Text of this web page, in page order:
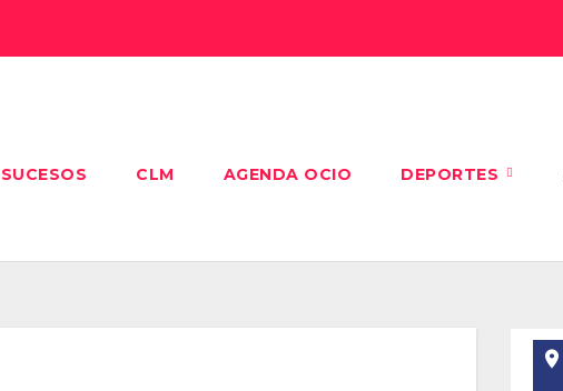
SUCESOS CLM AGENDA OCIO DEPORTES